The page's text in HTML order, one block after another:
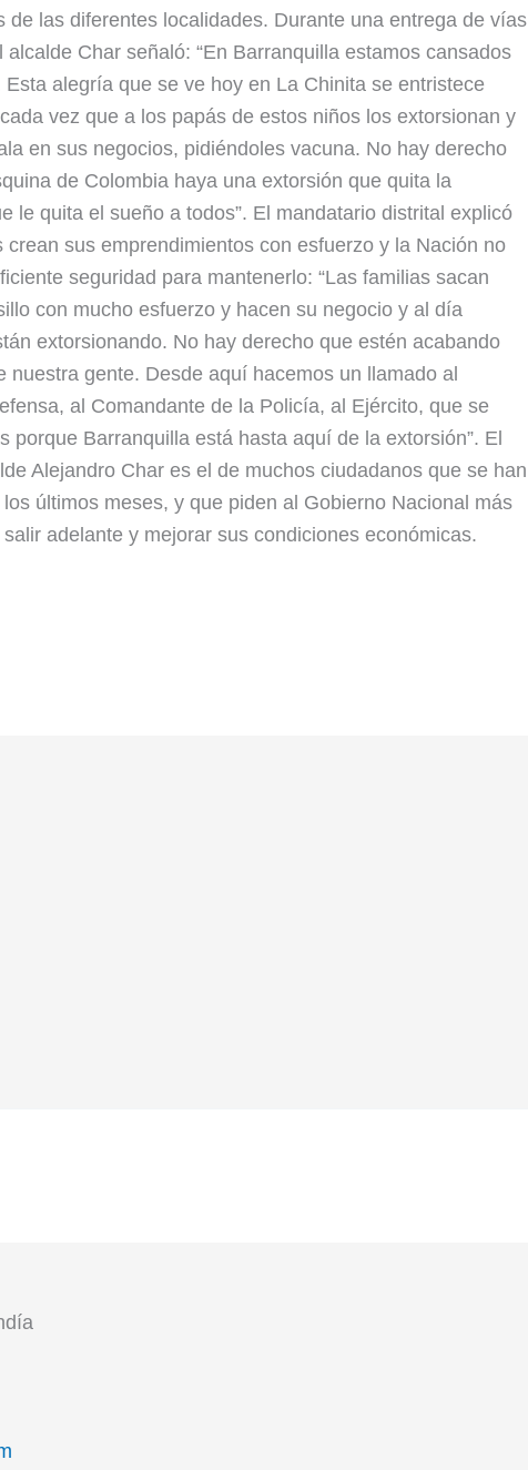
de las diferentes localidades. Durante una entrega de vías
alcalde Char señaló: “En Barranquilla estamos cansados
Esta alegría que se ve hoy en La Chinita se entristece
vez que a los papás de estos niños los extorsionan y
en sus negocios, pidiéndoles vacuna. No hay derecho
de Colombia haya una extorsión que quita la
le quita el sueño a todos”. El mandatario distrital explicó
crean sus emprendimientos con esfuerzo y la Nación no
seguridad para mantenerlo: “Las familias sacan
con mucho esfuerzo y hacen su negocio y al día
extorsionando. No hay derecho que estén acabando
nuestra gente. Desde aquí hacemos un llamado al
al Comandante de la Policía, al Ejército, que se
porque Barranquilla está hasta aquí de la extorsión”. El
Alejandro Char es el de muchos ciudadanos que se han
últimos meses, y que piden al Gobierno Nacional más
adelante y mejorar sus condiciones económicas.